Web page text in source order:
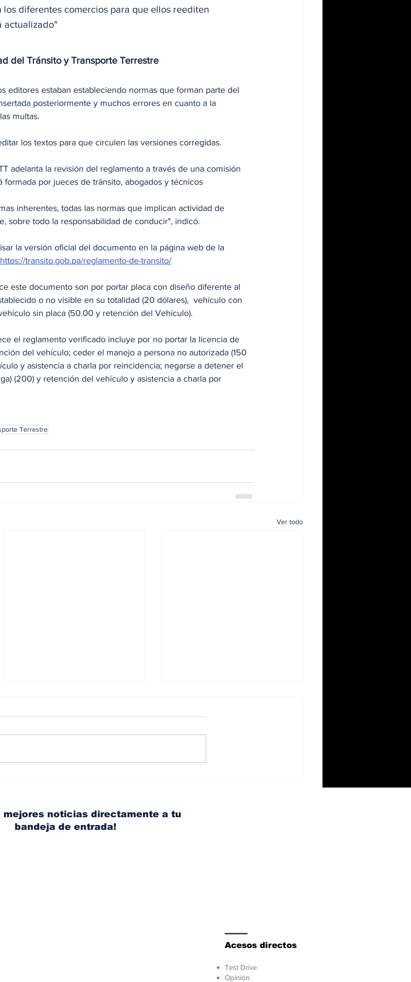
los diferentes comercios para que ellos reediten
actualizado"
del Tránsito y Transporte Terrestre
editores estaban estableciendo normas que forman parte del
posteriormente y muchos errores en cuanto a la
multas.
los textos para que circulen las versiones corregidas.
adelanta la revisión del reglamento a través de una comisión
formada por jueces de tránsito, abogados y técnicos
inherentes, todas las normas que implican actividad de
sobre todo la responsabilidad de conducir", indicó.
la versión oficial del documento en la página web de la
https://transito.gob.pa/reglamento-de-transito/
este documento son por portar placa con diseño diferente al
o no visible en su totalidad (20 dólares),  vehículo con
sin placa (50.00 y retención del Vehículo).
el reglamento verificado incluye por no portar la licencia de
del vehículo; ceder el manejo a persona no autorizada (150
y asistencia a charla por reincidencia; negarse a detener el
(200) y retención del vehículo y asistencia a charla por
Terrestre
Ver todo
combustibles
mejores noticias directamente a tu
bandeja de entrada!
Acesos directos
Test Drive
Opinión